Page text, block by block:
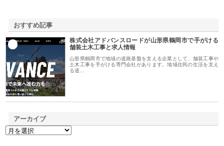
おすすめ記事
株式会社アドバンスロードが山形県鶴岡市で手がける
舗装土木工事と求人情報
山形県鶴岡市で地域の道路基盤を支える企業として、舗装工事や
土木工事を手がける専門会社があります。地域住民の生活を支え
る道…
アーカイブ